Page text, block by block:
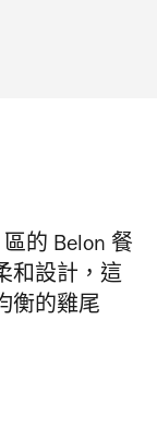
區的 Belon 餐
和設計，這
衡的雞尾